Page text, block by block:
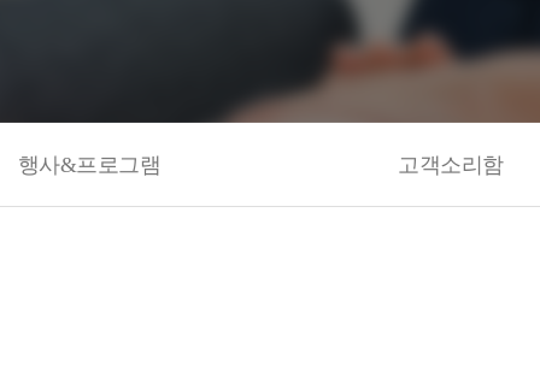
행사&프로그램 고객소리함